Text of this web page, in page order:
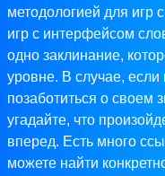
методологией для игр
игр с интерфейсом
одно заклинание,
уровне. В случае,
позаботиться о своем
угадайте, что
вперед. Есть много
можете найти